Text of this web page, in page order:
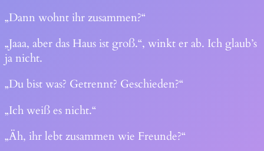
„Dann wohnt ihr zusammen?“
„Jaaa, aber das Haus ist groß.“, winkt er ab. Ich glaub’s
ja nicht.
„Du bist was? Getrennt? Geschieden?“
„Ich weiß es nicht.“
„Äh, ihr lebt zusammen wie Freunde?“